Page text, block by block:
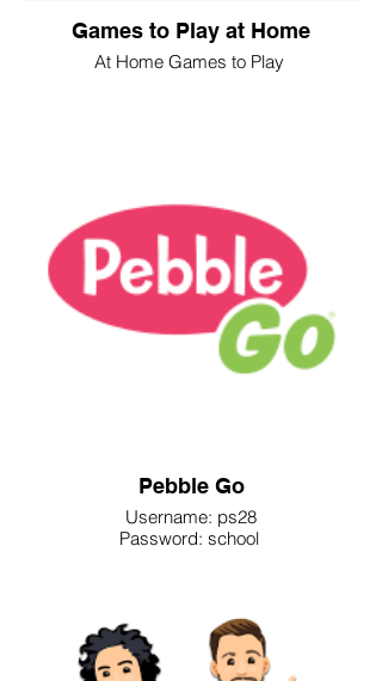
Games to Play at Home
At Home Games to Play
Pebble Go
Username: ps28
Password: school